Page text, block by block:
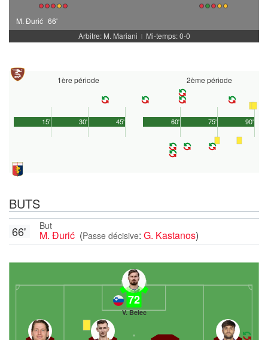
M. Đurić 66'
Arbitre: M. Mariani
| Mi-temps: 0-0
1ère période
45'
15' 30'
2ème période
90'
60' 75'
BUTS
But
M. Đurić (Passe décisive: G. Kastanos)
66'
72
V. Belec